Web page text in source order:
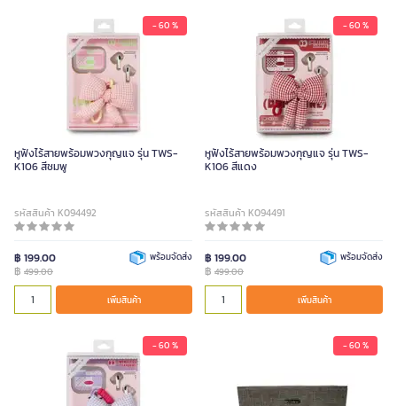
- 60 %
หูฟังไร้สายพร้อมพวงกุญแจ รุ่น TWS-
K106 สีชมพู
รหัสสินค้า K094492
฿ 199.00
฿ 499.00
พร้อมจัดส่ง
เพิ่มสินค้า
- 60 %
หูฟังไร้สายพร้อมพวงกุญแจ รุ่น TWS-
K106 สีแดง
รหัสสินค้า K094491
฿ 199.00
฿ 499.00
พร้อมจัดส่ง
เพิ่มสินค้า
- 60 % - 60 %